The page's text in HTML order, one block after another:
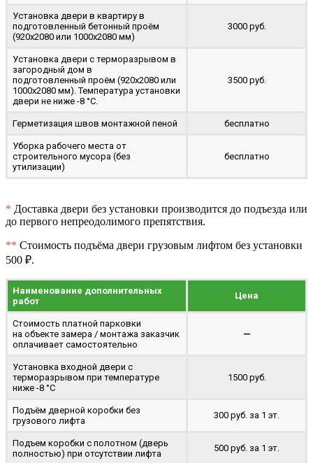
Установка двери в квартиру в
подготовленный бетонный проём
(920x2080 или 1000x2080 мм)
3000 руб.
Установка двери с терморазрывом в
загородный дом в
подготовленный проём (920x2080 или
1000x2080 мм). Температура установки
двери не ниже -8 °C.
3500 руб.
Герметизация швов монтажной пеной бесплатно
Уборка рабочего места от
строительного мусора (без
утилизации)
бесплатно
* Доставка двери без установки производится до подъезда или
до первого непреодолимого препятствия.
** Стоимость подъёма двери грузовым лифтом без установки
500 ₽.
Наименование дополнительных
работ
Цена
Стоимость платной парковки
на объекте замера / монтажа заказчик
оплачивает самостоятельно
—
Установка входной двери с
терморазрывом при температуре
ниже -8 °C
1500 руб.
Подъём дверной коробки без
грузового лифта
300 руб. за 1 эт.
Подъем коробки с полотном (дверь
полностью) при отсутствии лифта
500 руб. за 1 эт.